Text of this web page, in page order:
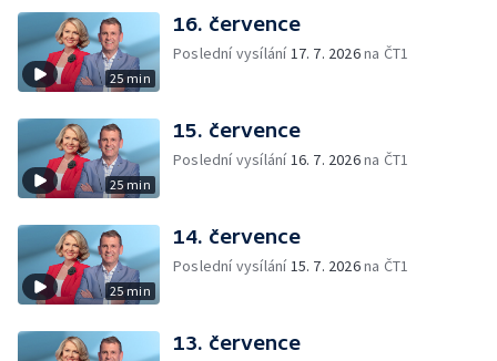
25 min
16. července
Poslední vysílání17. 7. 2026na ČT1
25 min
15. července
Poslední vysílání16. 7. 2026na ČT1
25 min
14. července
Poslední vysílání15. 7. 2026na ČT1
13. července